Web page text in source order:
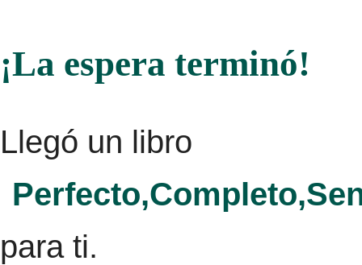
¡La espera terminó!
Llegó un libro
para ti.